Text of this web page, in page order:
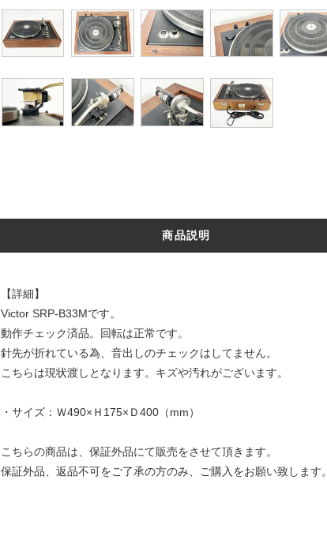
商品説明
【詳細】
Victor SRP-B33Mです。
動作チェック済品。回転は正常です。
針先が折れている為、音出しのチェックはしてません。
こちらは現状渡しとなります。キズや汚れがございます。
・サイズ：Ｗ490×Ｈ175×Ｄ400（mm）
こちらの商品は、保証外品にて販売をさせて頂きます。
保証外品、返品不可をご了承の方のみ、ご購入をお願い致します。